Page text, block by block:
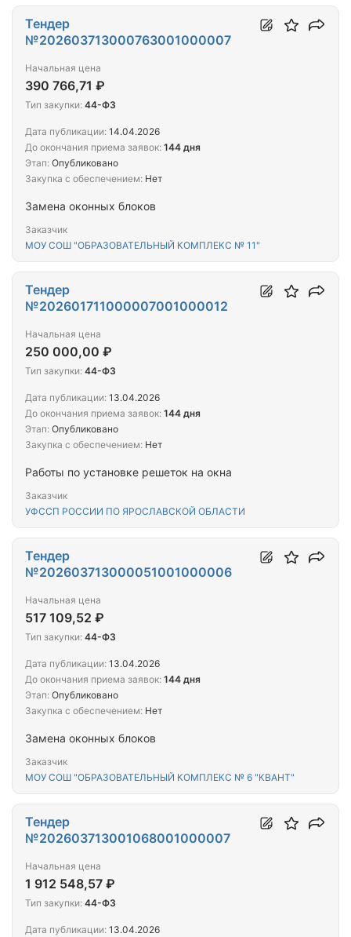
Замена оконных блоков
Заказчик
МОУ СОШ "ОБРАЗОВАТЕЛЬНЫЙ КОМПЛЕКС № 11"
Тендер
№202603713000763001000007
Начальная цена
390 766,71 ₽
Тип закупки: 44-ФЗ
Дата публикации: 14.04.2026
До окончания приема заявок: 144 дня
Этап: Опубликовано
Закупка с обеспечением: Нет
Работы по установке решеток на окна
Заказчик
УФССП РОССИИ ПО ЯРОСЛАВСКОЙ ОБЛАСТИ
Тендер
№202601711000007001000012
Начальная цена
250 000,00 ₽
Тип закупки: 44-ФЗ
Дата публикации: 13.04.2026
До окончания приема заявок: 144 дня
Этап: Опубликовано
Закупка с обеспечением: Нет
Замена оконных блоков
Заказчик
МОУ СОШ "ОБРАЗОВАТЕЛЬНЫЙ КОМПЛЕКС № 6 "КВАНТ"
Тендер
№202603713000051001000006
Начальная цена
517 109,52 ₽
Тип закупки: 44-ФЗ
Дата публикации: 13.04.2026
До окончания приема заявок: 144 дня
Этап: Опубликовано
Закупка с обеспечением: Нет
Тендер
№202603713001068001000007
Начальная цена
1 912 548,57 ₽
Тип закупки: 44-ФЗ
Дата публикации: 13.04.2026